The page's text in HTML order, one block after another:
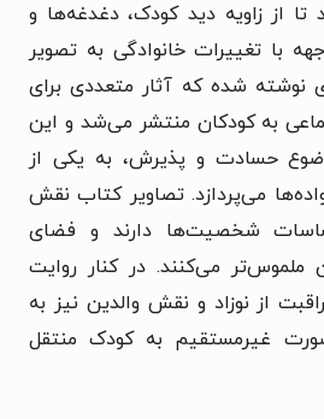
تا از زاویه دید کودک، دغدغه‌ها و
با تغییرات خانوادگی به تصویر
نوشته شده که آثار متعددی برای
به کودکان منتشر می‌شد و این
حسادت و پذیرش، به یکی از
می‌پردازد. تصاویر کتاب نقش
شخصیت‌ها دارند و فضای
ملموس‌تر می‌کنند. در کنار روایت
از نوزاد و نقش والدین نیز به
غیرمستقیم به کودک منتقل